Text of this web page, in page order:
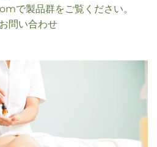
で製品群をご覧ください。
問い合わせ